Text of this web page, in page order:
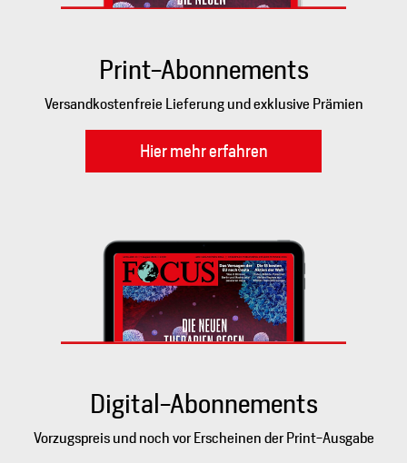
Print-Abonnements
Versandkostenfreie Lieferung und exklusive Prämien
Hier mehr erfahren
Digital-Abonnements
Vorzugspreis und noch vor Erscheinen der Print-Ausgabe